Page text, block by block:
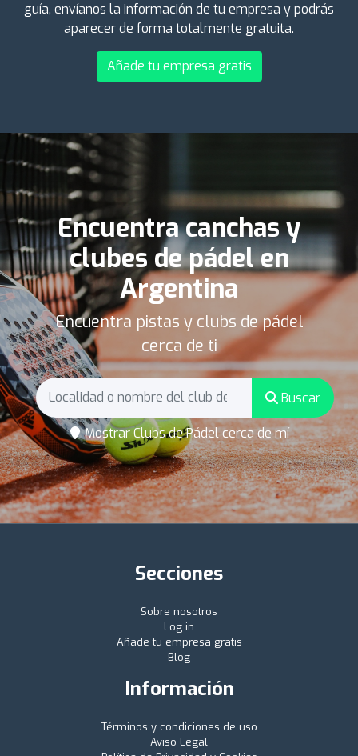
guía, envíanos la información de tu empresa y podrás
aparecer de forma totalmente gratuita.
Añade tu empresa gratis
Encuentra canchas y
clubes de pádel en
Argentina
Encuentra pistas y clubs de pádel
cerca de ti
Buscar
Mostrar Clubs de Pádel cerca de mí
Secciones
Sobre nosotros
Log in
Añade tu empresa gratis
Blog
Información
Términos y condiciones de uso
Aviso Legal